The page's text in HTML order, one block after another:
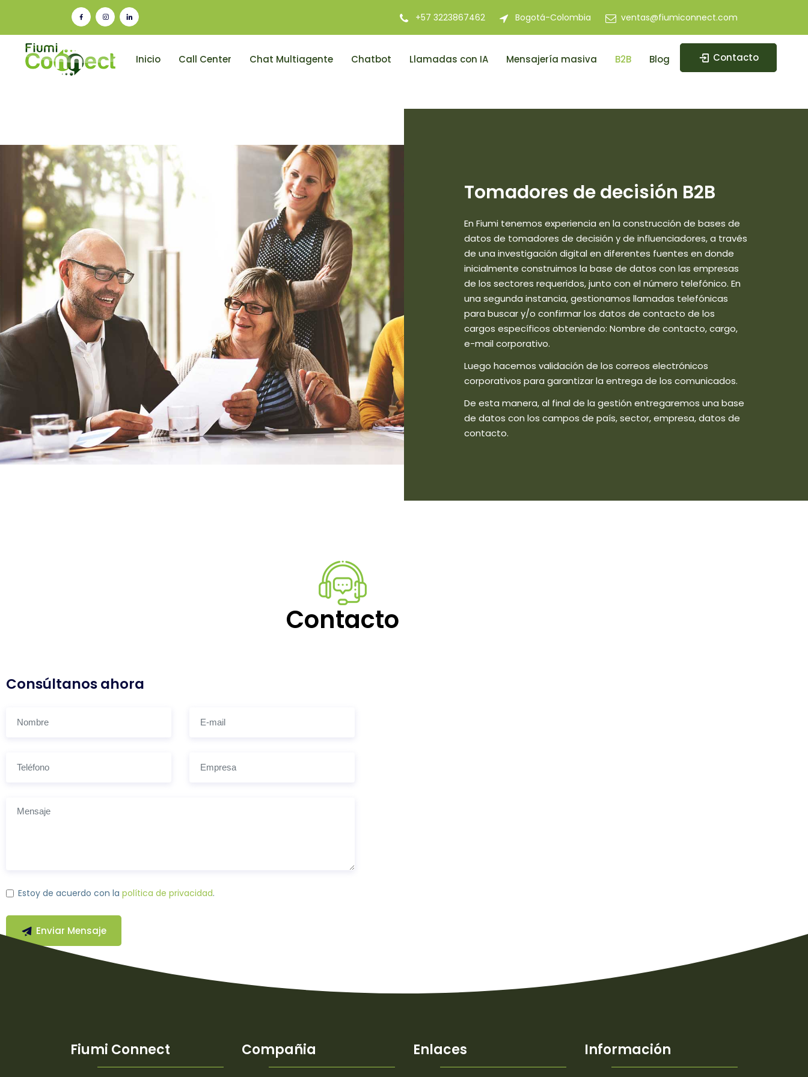
+57 3223867462 Bogotá-Colombia ventas@fiumiconnect.com
Inicio Call Center Chat Multiagente Chatbot Llamadas con IA Mensajería masiva B2B Blog Contacto
Tomadores de decisión B2B
En Fiumi tenemos experiencia en la construcción de bases de
datos de tomadores de decisión y de influenciadores, a través
de una investigación digital en diferentes fuentes en donde
inicialmente construimos la base de datos con las empresas
de los sectores requeridos, junto con el número telefónico. En
una segunda instancia, gestionamos llamadas telefónicas
para buscar y/o confirmar los datos de contacto de los
cargos específicos obteniendo: Nombre de contacto, cargo,
e-mail corporativo.
Luego hacemos validación de los correos electrónicos
corporativos para garantizar la entrega de los comunicados.
De esta manera, al final de la gestión entregaremos una base
de datos con los campos de país, sector, empresa, datos de
contacto.
Contacto
Consúltanos ahora
Estoy de acuerdo con la política de privacidad.
Enviar Mensaje
Fiumi Connect Compañia Enlaces Información